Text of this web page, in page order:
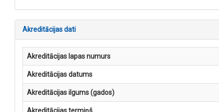
Akreditācijas dati
Akreditācijas lapas numurs
Akreditācijas datums
Akreditācijas ilgums (gados)